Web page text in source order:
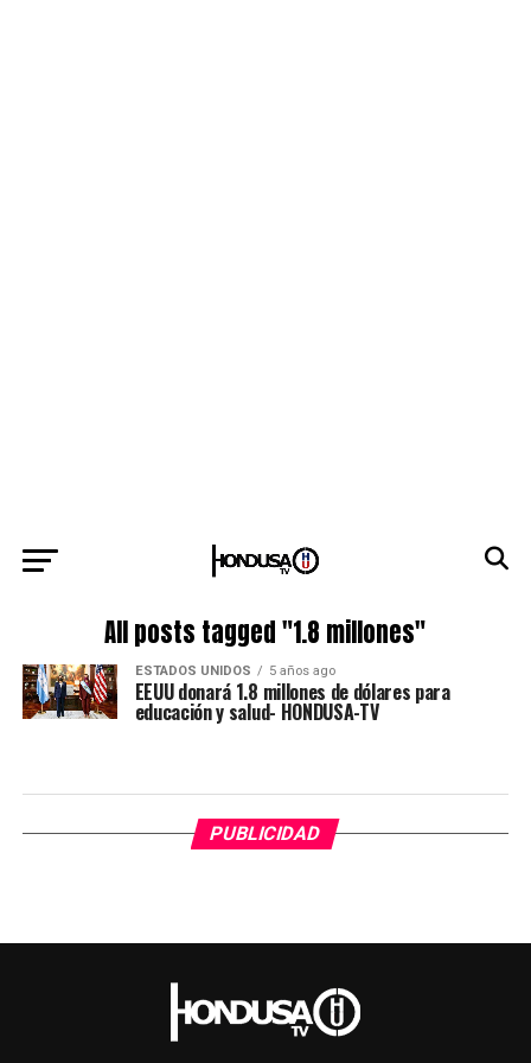
All posts tagged "1.8 millones"
ESTADOS UNIDOS 5 años ago
EEUU donará 1.8 millones de dólares para
educación y salud- HONDUSA-TV
PUBLICIDAD